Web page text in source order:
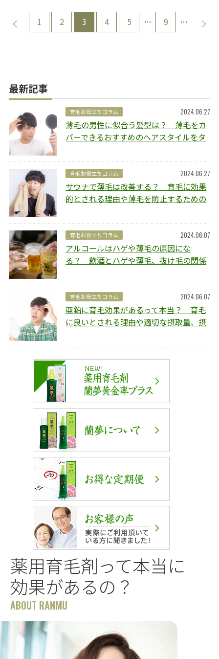
1 2 3 4 5 … 9 …
最新記事
育毛お役立ちコラム 2024.06.27
薄毛の男性に似合う髪型は？ 薄毛をカ
バーできるおすすめのヘアスタイルをタ
育毛お役立ちコラム 2024.06.27
サウナで薄毛は改善する？ 育毛に効果
的とされる理由や薄毛を防止するための
育毛お役立ちコラム 2024.06.07
アルコールはハゲや薄毛の原因にな
る？ 飲酒とハゲや薄毛、抜け毛の関係
育毛お役立ちコラム 2024.06.07
亜鉛に育毛効果があるって本当？ 育毛
に良いとされる理由や適切な摂取量、摂
薬用育毛剤って本当に
効果があるの？
ABOUT RANMU